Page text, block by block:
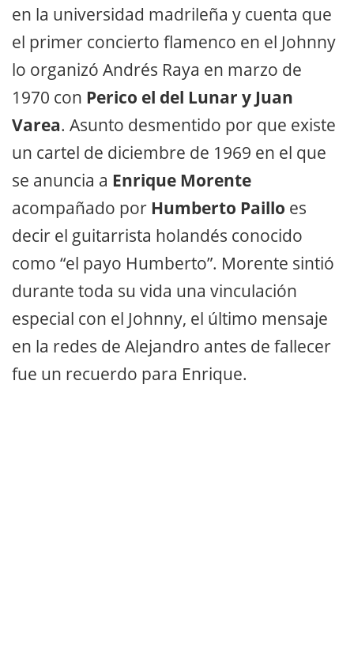
en la universidad madrileña y cuenta que
el primer concierto flamenco en el Johnny
lo organizó Andrés Raya en marzo de
1970 con Perico el del Lunar y Juan
Varea. Asunto desmentido por que existe
un cartel de diciembre de 1969 en el que
se anuncia a Enrique Morente
acompañado por Humberto Paillo es
decir el guitarrista holandés conocido
como “el payo Humberto”. Morente sintió
durante toda su vida una vinculación
especial con el Johnny, el último mensaje
en la redes de Alejandro antes de fallecer
fue un recuerdo para Enrique.